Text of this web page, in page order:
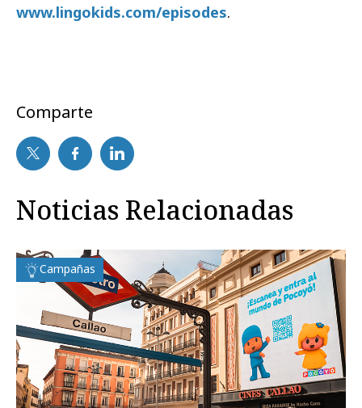
www.lingokids.com/episodes.
Comparte
Noticias Relacionadas
Campañas